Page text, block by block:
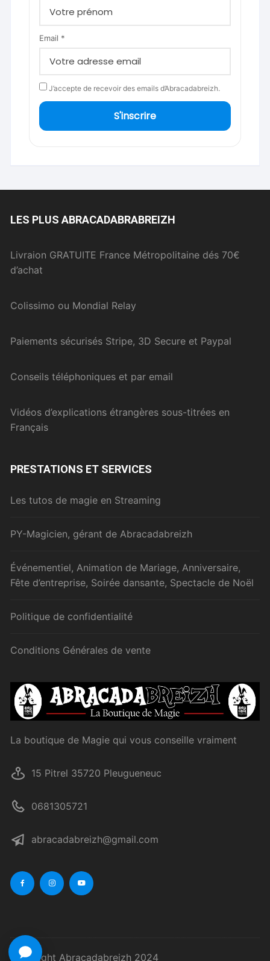
Email *
J’accepte de recevoir des emails d’Abracadabreizh.
S'inscrire
LES PLUS ABRACADABRABREIZH
Livraion GRATUITE France Métropolitaine dés 70€
d’achat
Colissimo ou Mondial Relay
Paiements sécurisés Stripe, 3D Secure et Paypal
Conseils téléphoniques et par email
Vidéos d’explications étrangères sous-titrées en
Français
PRESTATIONS ET SERVICES
Les tutos de magie en Streaming
PY-Magicien, gérant de Abracadabreizh
Événementiel, Animation de Mariage, Anniversaire,
Fête d’entreprise, Soirée dansante, Spectacle de Noël
Politique de confidentialité
Conditions Générales de vente
La boutique de Magie qui vous conseille vraiment
15 Pitrel 35720 Pleugueneuc
0681305721
abracadabreizh@gmail.com
Copyright Abracadabreizh 2024